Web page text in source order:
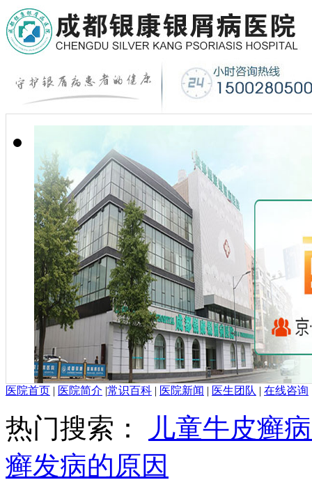
医院首页 | 医院简介 |常识百科 | 医院新闻 | 医生团队 | 在线咨询
热门搜索：
儿童牛皮癣
癣发病的原因